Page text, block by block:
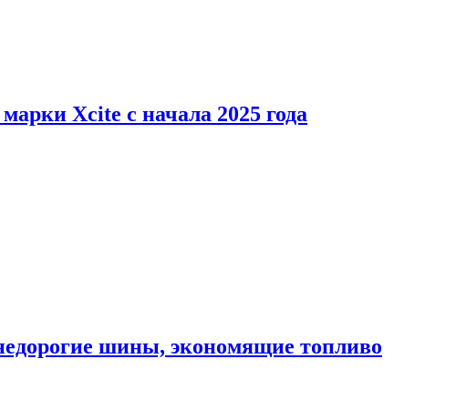
Xcite с начала 2025 года
шины, экономящие топливо